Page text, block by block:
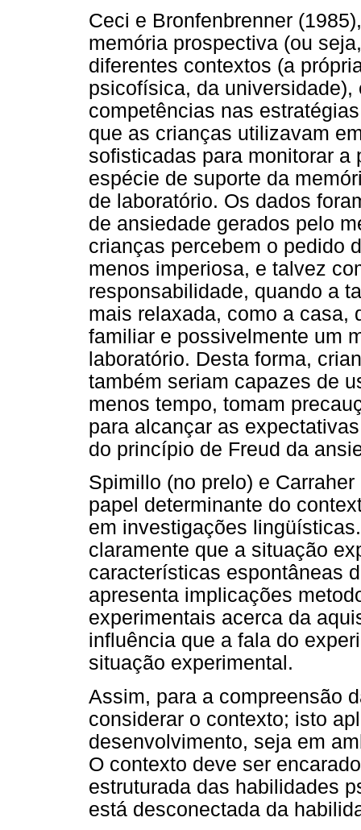
Ceci e Bronfenbrenner
memória prospectiva (ou
diferentes contextos (a
psicofísica, da
competências nas
que as crianças utilizavam
sofisticadas para monitorar a
espécie de suporte da
de laboratório. Os dados
de ansiedade gerados pelo
crianças percebem o pedido
menos imperiosa, e talvez
responsabilidade, quando a
mais relaxada, como a casa,
familiar e possivelmente um
laboratório. Desta forma,
também seriam capazes de
menos tempo, tomam
para alcançar as
do princípio de Freud da
Spimillo (no prelo) e
papel determinante do
em investigações
claramente que a situação
características espontâneas
apresenta implicações
experimentais acerca da
influência que a fala do
situação experimental.
Assim, para a compreensão
considerar o contexto; isto
desenvolvimento, seja em
O contexto deve ser
estruturada das habilidades
está desconectada da